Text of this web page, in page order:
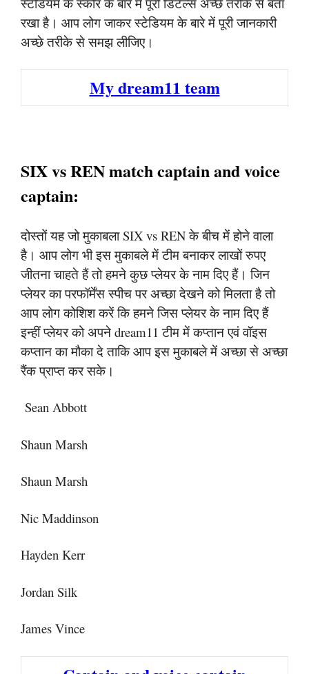
रखा है। आप लोग जाकर स्टेडियम के बारे में पूरी जानकारी
अच्छे तरीके से समझ लीजिए।
My dream11 team
SIX vs REN match captain and voice
captain:
दोस्तों यह जो मुकाबला SIX vs REN के बीच में होने वाला
है। आप लोग भी इस मुकाबले में टीम बनाकर लाखों रुपए
जीतना चाहते हैं तो हमने कुछ प्लेयर के नाम दिए हैं। जिन
प्लेयर का परफॉर्मेंस स्पीच पर अच्छा देखने को मिलता है तो
आप लोग कोशिश करें कि हमने जिस प्लेयर के नाम दिए हैं
इन्हीं प्लेयर को अपने dream11 टीम में कप्तान एवं वॉइस
कप्तान का मौका दे ताकि आप इस मुकाबले में अच्छा से अच्छा
रैंक प्राप्त कर सके।
Sean Abbott
Shaun Marsh
Shaun Marsh
Nic Maddinson
Hayden Kerr
Jordan Silk
James Vince